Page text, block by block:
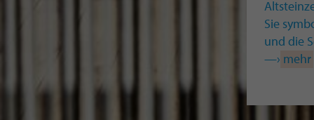
Sie
und die
—› mehr